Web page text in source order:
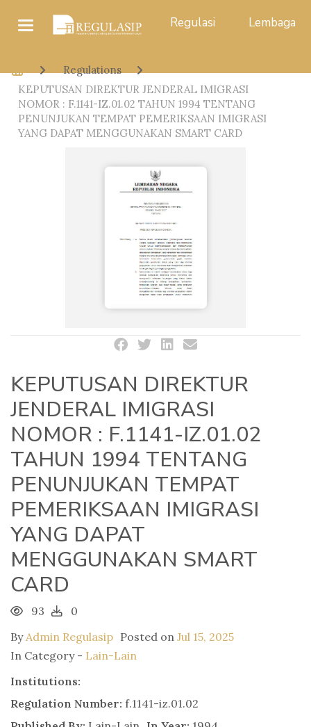
Regulasi Lembaga
Regulations
KEPUTUSAN DIREKTUR JENDERAL IMIGRASI
NOMOR : F.1141-IZ.01.02 TAHUN 1994 TENTANG
PENUNJUKAN TEMPAT PEMERIKSAAN IMIGRASI
YANG DAPAT MENGGUNAKAN SMART CARD
KEPUTUSAN DIREKTUR
JENDERAL IMIGRASI
NOMOR : F.1141-IZ.01.02
TAHUN 1994 TENTANG
PENUNJUKAN TEMPAT
PEMERIKSAAN IMIGRASI
YANG DAPAT
MENGGUNAKAN SMART
CARD
93
0
ByAdmin Regulasip Posted on Jul 15, 2025
In Category - Lain-Lain
Institutions:
Regulation Number: f.1141-iz.01.02